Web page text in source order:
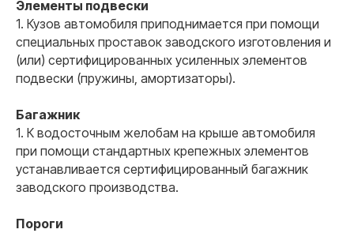
Элементы подвески
1. Кузов автомобиля приподнимается при помощи
специальных проставок заводского изготовления и
(или) сертифицированных усиленных элементов
подвески (пружины, амортизаторы).
Багажник
1. К водосточным желобам на крыше автомобиля
при помощи стандартных крепежных элементов
устанавливается сертифицированный багажник
заводского производства.
Пороги
Договор с 100%
Работаем исключительно по договору. Если
мы не сможем вам помочь, то
гарантированно вернем деньги. Нам
доверяют крупные государственные
компании.